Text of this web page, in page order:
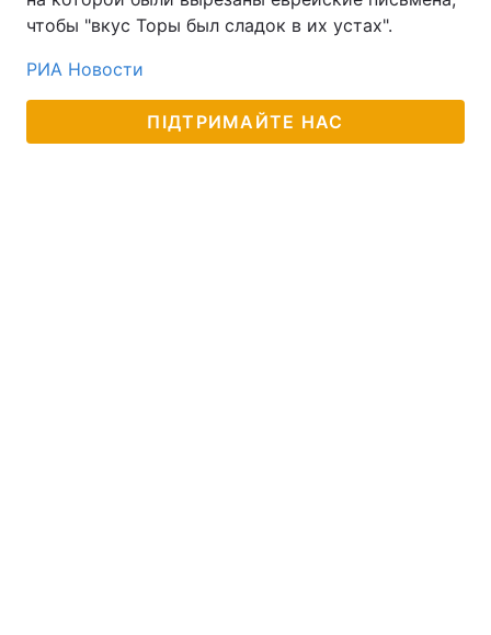
чтобы "вкус Торы был сладок в их устах".
РИА Новости
ПІДТРИМАЙТЕ НАС